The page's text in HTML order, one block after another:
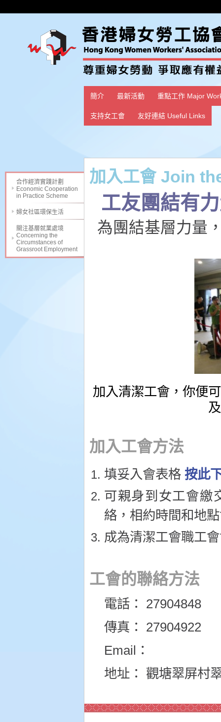
簡介 最新活動 重點工作 Major
支持女工會 友好連結 Useful Links
合作經濟實踐計劃
Economic Cooperation
in Practice Scheme
婦女社區環保生活
關注基層就業處境
Concerning the
Circumstances of
Grassroot Employment
加入工會 Join
工友團結有
為團結基層力量
加入清潔工會，你便
加入工會方法
填妥入會表格 按此
可親身到女工會繳
絡，相約時間和地
成為清潔工會職工
工會的聯絡方法
電話： 27904848
傳真： 27904922
Email：
地址： 觀塘翠屏村